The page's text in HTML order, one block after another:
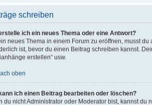
schreiben
ich ein neues Thema oder eine Antwort?
neues Thema in einem Forum zu eröffnen, musst
ist, bevor du einen Beitrag schreiben kannst.
erstellen“ usw.
oben
ich einen Beitrag bearbeiten oder löschen?
du nicht Administrator oder Moderator bist, kannst